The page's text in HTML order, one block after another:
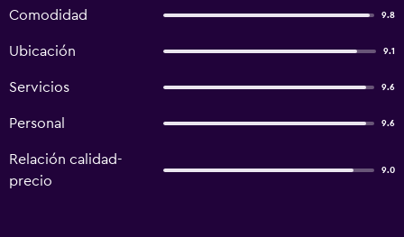
Comodidad 9.8
Ubicación 9.1
Servicios 9.6
Personal 9.6
Relación calidad-
precio
9.0